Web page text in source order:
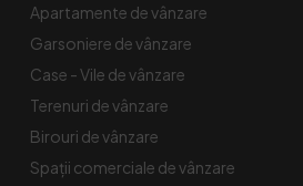
Apartamente de vânzare
Garsoniere de vânzare
Case - Vile de vânzare
Terenuri de vânzare
Birouri de vânzare
Spaţii comerciale de vânzare